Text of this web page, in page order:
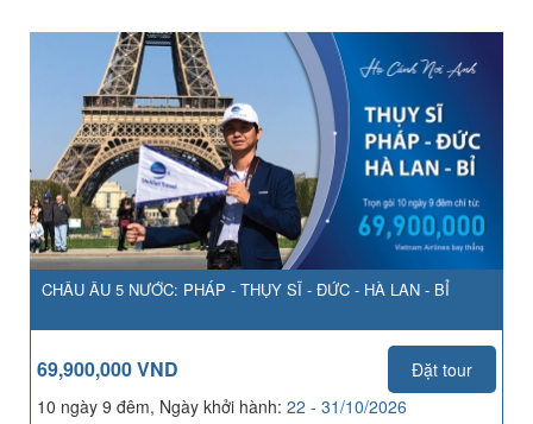
CHÂU ÂU 5 NƯỚC: PHÁP - THỤY SĨ - ĐỨC - HÀ LAN - BỈ
69,900,000 VND
Đặt tour
10 ngày 9 đêm, Ngày khởi hành: 22 - 31/10/2026